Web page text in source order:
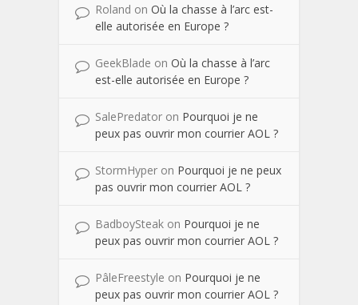
Roland on Où la chasse à l’arc est-
elle autorisée en Europe ?
GeekBlade on Où la chasse à l’arc
est-elle autorisée en Europe ?
SalePredator on Pourquoi je ne
peux pas ouvrir mon courrier AOL ?
StormHyper on Pourquoi je ne peux
pas ouvrir mon courrier AOL ?
BadboySteak on Pourquoi je ne
peux pas ouvrir mon courrier AOL ?
PâleFreestyle on Pourquoi je ne
peux pas ouvrir mon courrier AOL ?